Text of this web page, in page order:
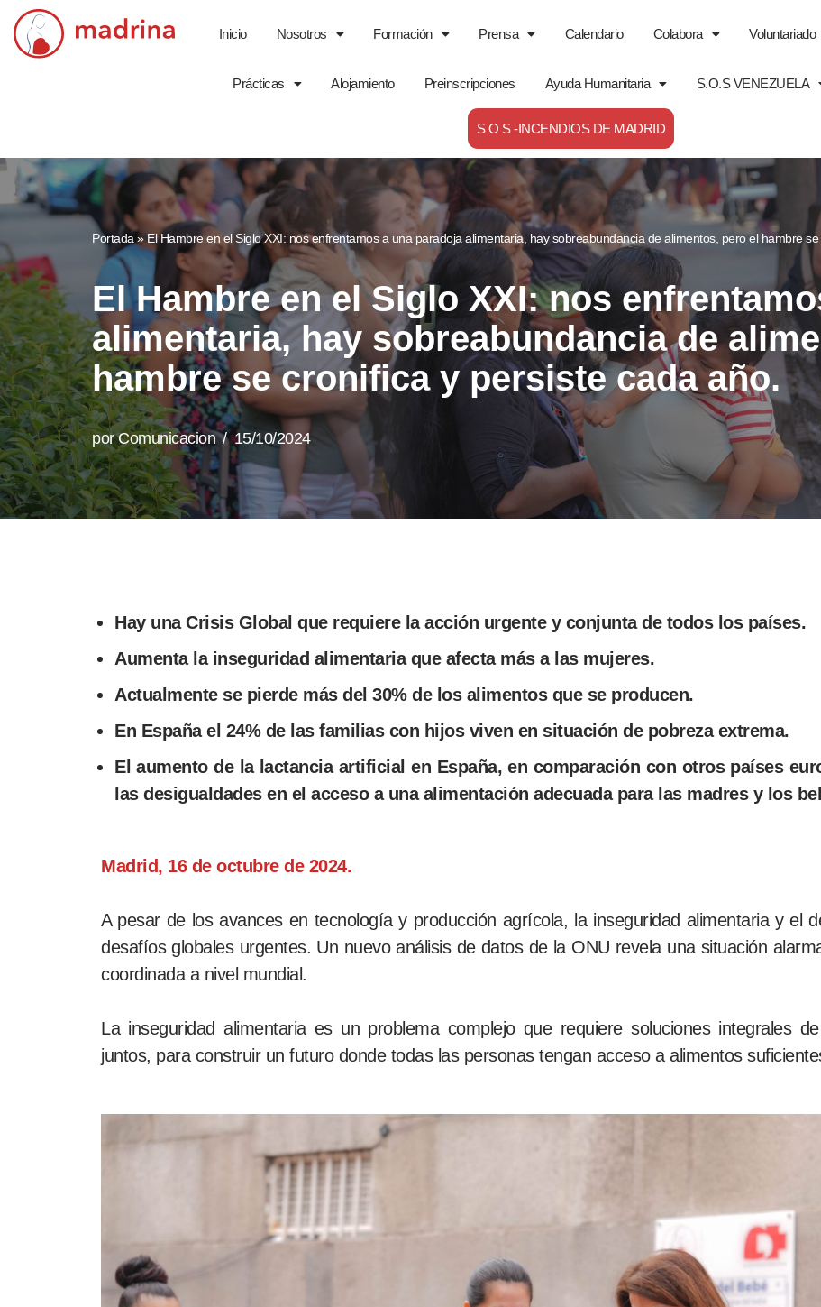
Saltar
Inicio Nosotros Formación Prensa Calendario Colabora Voluntariado
Prácticas Alojamiento Preinscripciones Ayuda Humanitaria S.O.S VENEZUELA
S O S -INCENDIOS DE MADRID
Portada » El Hambre en el Siglo XXI: nos enfrentamos a una paradoja alimentaria, hay sobreabundancia de alimentos, pero el hambre
El Hambre en el Siglo XXI: nos
alimentaria, hay sobreabundancia de
hambre se cronifica y persiste cada año.
porComunicacion 15/10/2024
Hay una Crisis Global que requiere la acción urgente y conjunta de todos los países.
Aumenta la inseguridad alimentaria que afecta más a las mujeres.
Actualmente se pierde más del 30% de los alimentos que se producen.
En España el 24% de las familias con hijos viven en situación de pobreza extrema.
El aumento de la lactancia artificial en España, en comparación con otros países
las desigualdades en el acceso a una alimentación adecuada para las madres y los
Madrid, 16 de octubre de 2024.
A pesar de los avances en tecnología y producción agrícola, la inseguridad alimentaria y el
desafíos globales urgentes. Un nuevo análisis de datos de la ONU revela una situación
coordinada a nivel mundial.
La inseguridad alimentaria es un problema complejo que requiere soluciones integrales
juntos, para construir un futuro donde todas las personas tengan acceso a alimentos